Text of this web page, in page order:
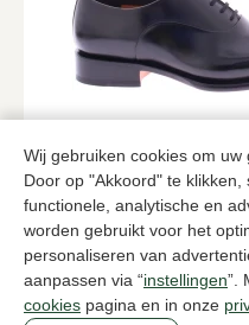
Wij gebruiken cookies om uw
Door op "Akkoord" te
functionele, analytische en
worden gebruikt voor het
personaliseren van
aanpassen via “instellingen”.
cookies pagina en in onze
Santoni
Zwarte veterschoenen
1049,95
Naar